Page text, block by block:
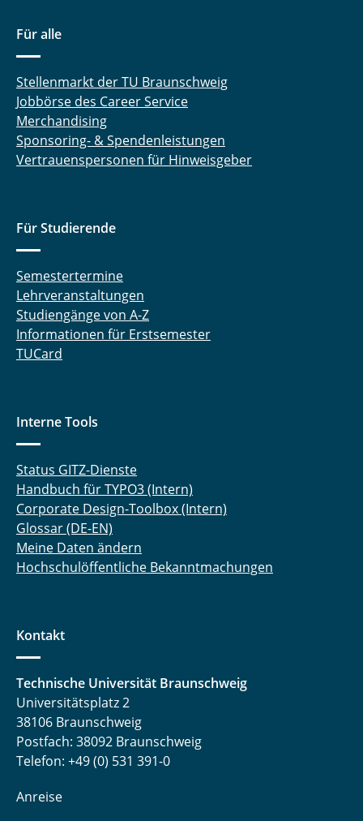
Für alle
Stellenmarkt der TU Braunschweig
Jobbörse des Career Service
Merchandising
Sponsoring- & Spendenleistungen
Vertrauenspersonen für Hinweisgeber
Für Studierende
Semestertermine
Lehrveranstaltungen
Studiengänge von A-Z
Informationen für Erstsemester
TUCard
Interne Tools
Status GITZ-Dienste
Handbuch für TYPO3 (Intern)
Corporate Design-Toolbox (Intern)
Glossar (DE-EN)
Meine Daten ändern
Hochschulöffentliche Bekanntmachungen
Kontakt
Technische Universität Braunschweig
Universitätsplatz 2
38106 Braunschweig
Postfach: 38092 Braunschweig
Telefon: +49 (0) 531 391-0
Anreise